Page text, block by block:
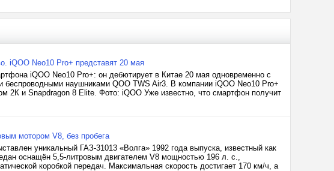
iQOO Neo10 Pro+ представят 20 мая
iQOO Neo10 Pro+: он дебютирует в Китае 20 мая одновременно с
наушниками QOO TWS Air3. В компании iQOO Neo10 Pro+
2К и Snapdragon 8 Elite. Фото: iQOO Уже известно, что смартфон получит
мотором V8, без пробега
уникальный ГАЗ-31013 «Волга» 1992 года выпуска, известный как
оснащён 5,5-литровым двигателем V8 мощностью 196 л. с.,
коробкой передач. Максимальная скорость достигает 170 км/ч, а